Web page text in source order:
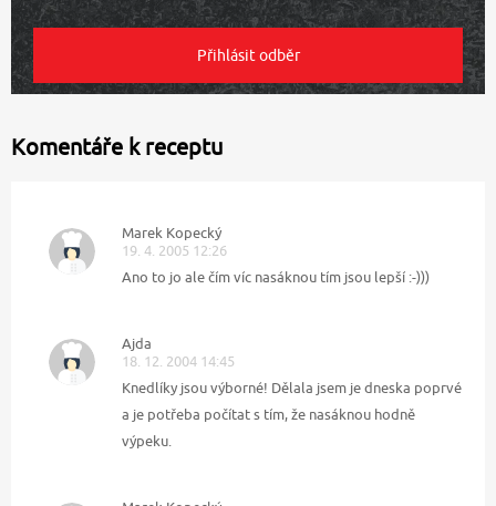
Komentáře k receptu
Marek Kopecký
19. 4. 2005 12:26
Ano to jo ale čím víc nasáknou tím jsou lepší :-)))
Ajda
18. 12. 2004 14:45
Knedlíky jsou výborné! Dělala jsem je dneska poprvé
a je potřeba počítat s tím, že nasáknou hodně
výpeku.